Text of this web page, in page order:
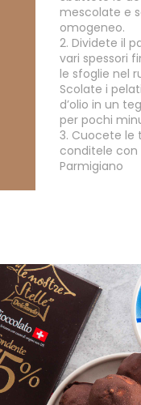
mescolate e
omogeneo.
2. Dividete il
vari spessori
le sfoglie nel
Scolate i
d’olio in un
per pochi
3. Cuocete le
conditele con
Parmigiano